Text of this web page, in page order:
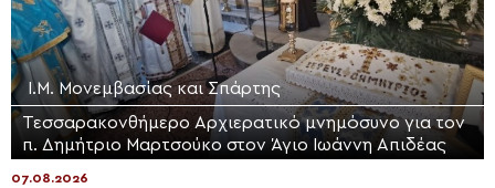
Ι.Μ. Μονεμβασίας και Σπάρτης
Τεσσαρακονθήμερο Αρχιερατικό μνημόσυνο για τον
π. Δημήτριο Μαρτσούκο στον Άγιο Ιωάννη Απιδέας
07.08.2026